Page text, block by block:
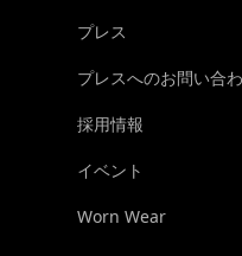
プレス
プレスへのお問い合
採用情報
イベント
Worn Wear